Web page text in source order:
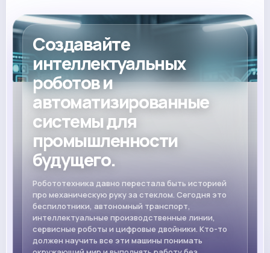
Создавайте
интеллектуальных
роботов и
автоматизированные
системы для
промышленности
будущего.
Робототехника давно перестала быть историей
про механическую руку за стеклом. Сегодня это
беспилотники, автономный транспорт,
интеллектуальные производственные линии,
сервисные роботы и цифровые двойники. Кто-то
должен научить все эти машины понимать